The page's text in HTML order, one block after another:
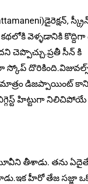
స్క్రీన్
కథలోకి వెళ్ళడానికి కొద్దిగా
చెప్పొచ్చు.ప్రతీ సీన్ కి
స్కోప్
మాత్రం డిజప్పాయింట్ కాని
హిట్టుగా
తీశాడు. తను
హీరో తేజ సజ్జా